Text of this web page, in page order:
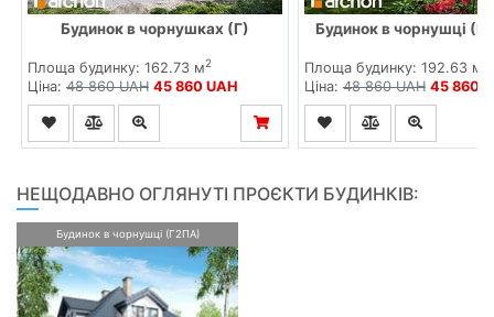
Будинок в чорнушках (Г)
Площа будинку: 162.73 м2
Ціна: 48 860 UAH 45 860 UAH
Будинок в чорнушці
Площа будинку: 192.63 м
Ціна:48 860 UAH 45 860
НЕЩОДАВНО ОГЛЯНУТІ ПРОЄКТИ БУДИНКІВ:
Будинок в чорнушці (Г2ПА)